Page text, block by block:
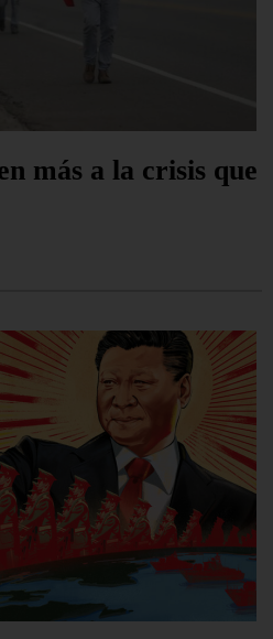
más a la crisis que